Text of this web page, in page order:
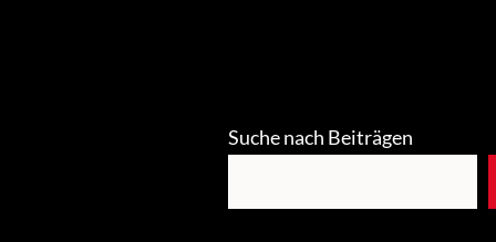
Suche nach Beiträgen